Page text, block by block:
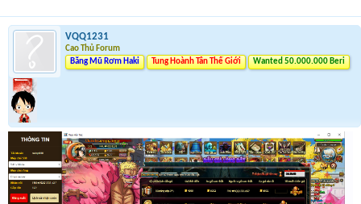
VQQ1231
Cao Thủ Forum
Băng Mũ Rơm Haki
Tung Hoành Tân Thế Giới Wanted 50.000.000 Beri